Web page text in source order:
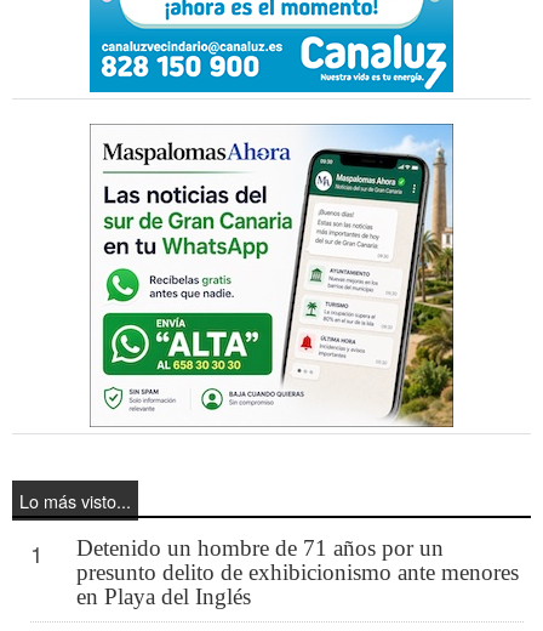
Lo más visto...
1
Detenido un hombre de 71 años por un
presunto delito de exhibicionismo ante menores
en Playa del Inglés